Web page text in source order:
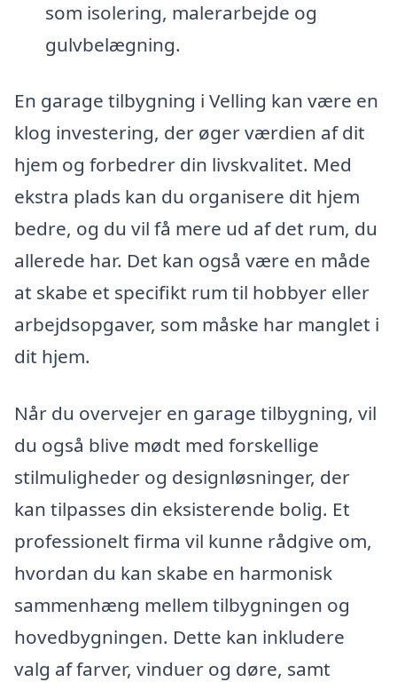
som isolering, malerarbejde og
gulvbelægning.
En garage tilbygning i Velling kan være en
klog investering, der øger værdien af dit
hjem og forbedrer din livskvalitet. Med
ekstra plads kan du organisere dit hjem
bedre, og du vil få mere ud af det rum, du
allerede har. Det kan også være en måde
at skabe et specifikt rum til hobbyer eller
arbejdsopgaver, som måske har manglet i
dit hjem.
Når du overvejer en garage tilbygning, vil
du også blive mødt med forskellige
stilmuligheder og designløsninger, der
kan tilpasses din eksisterende bolig. Et
professionelt firma vil kunne rådgive om,
hvordan du kan skabe en harmonisk
sammenhæng mellem tilbygningen og
hovedbygningen. Dette kan inkludere
valg af farver, vinduer og døre, samt